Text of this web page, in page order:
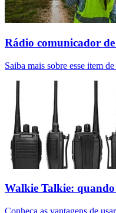
Rádio comunicador
Saiba mais sobre esse item
Walkie Talkie:
Conheça as vantagens de